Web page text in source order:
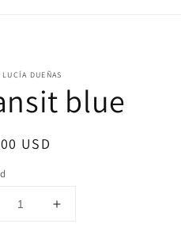
DUEÑAS
blue
USD
Aumentar